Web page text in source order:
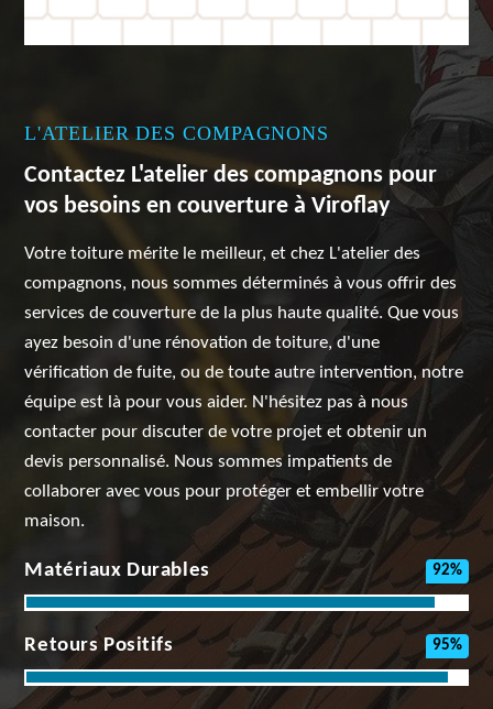
L'ATELIER DES COMPAGNONS
Contactez L'atelier des compagnons pour
vos besoins en couverture à Viroflay
Votre toiture mérite le meilleur, et chez L'atelier des
compagnons, nous sommes déterminés à vous offrir des
services de couverture de la plus haute qualité. Que vous
ayez besoin d'une rénovation de toiture, d'une
vérification de fuite, ou de toute autre intervention, notre
équipe est là pour vous aider. N'hésitez pas à nous
contacter pour discuter de votre projet et obtenir un
devis personnalisé. Nous sommes impatients de
collaborer avec vous pour protéger et embellir votre
maison.
Matériaux Durables 92%
Retours Positifs 95%